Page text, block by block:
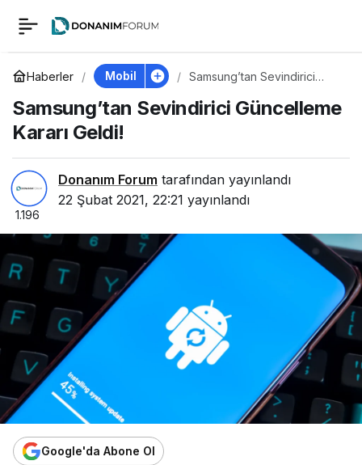
Haberler Mobil
Samsung’tan Sevindirici
Samsung’tan Sevindirici Güncelleme
Kararı Geldi!
Donanım Forum tarafından yayınlandı
22 Şubat 2021, 22:21 yayınlandı
1.196
Google'da Abone Ol
Samsung’tan
Sevindirici
Güncelleme Kararı
Geldi!